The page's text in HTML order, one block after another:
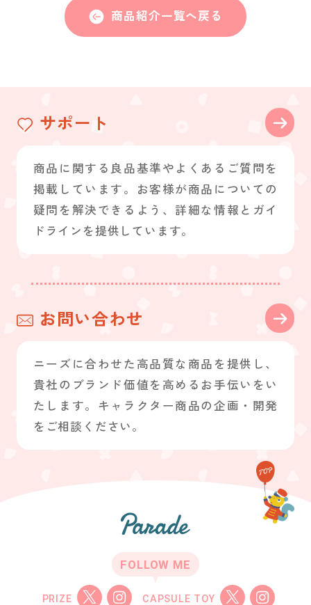
商品紹介一覧へ戻る
サポート
商品に関する良品基準やよくあるご質問を
掲載しています。お客様が商品についての
疑問を解決できるよう、詳細な情報とガイ
ドラインを提供しています。
お問い合わせ
ニーズに合わせた高品質な商品を提供し、
貴社のブランド価値を高めるお手伝いをい
たします。キャラクター商品の企画・開発
をご相談ください。
FOLLOW ME
PRIZE CAPSULE TOY